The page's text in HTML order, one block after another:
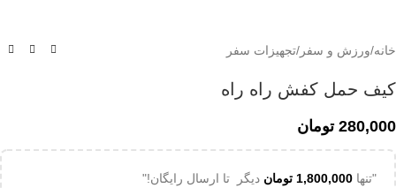
خانه/ورزش و سفر /تجهیزات سفر
کیف حمل کفش راه راه
280,000 تومان
"تنها 1,800,000 تومان دیگر تا ارسال رایگان!"